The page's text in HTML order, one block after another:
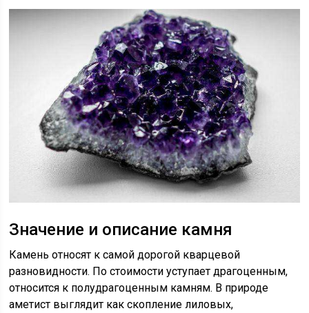
Значение и описание камня
Камень относят к самой дорогой кварцевой
разновидности. По стоимости уступает драгоценным,
относится к полудрагоценным камням. В природе
аметист выглядит как скопление лиловых,